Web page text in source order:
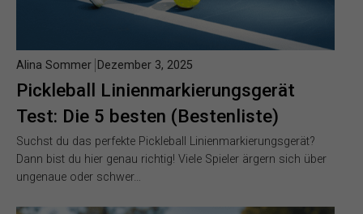
Pickleball Linienmarkierungsgerät
Test: Die 5 besten (Bestenliste)
Alina Sommer Dezember 3, 2025
Suchst du das perfekte Pickleball Linienmarkierungsgerät?
Dann bist du hier genau richtig! Viele Spieler ärgern sich über
ungenaue oder schwer…